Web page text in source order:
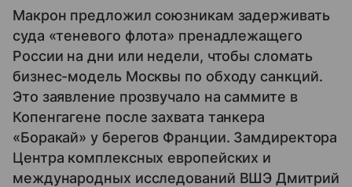
Макрон предложил союзникам задерживать
суда «теневого флота» пренадлежащего
России на дни или недели, чтобы сломать
бизнес-модель Москвы по обходу санкций.
Это заявление прозвучало на саммите в
Копенгагене после захвата танкера
«Боракай» у берегов Франции. Замдиректора
Центра комплексных европейских и
международных исследований ВШЭ Дмитрий